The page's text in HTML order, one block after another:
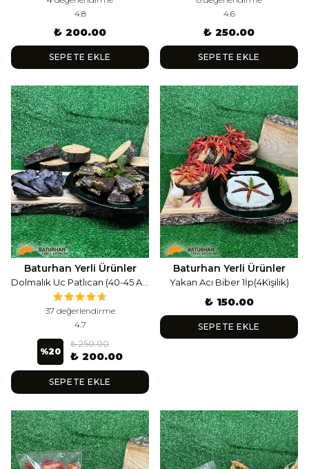
4.8
₺ 200.00
SEPETE EKLE
4.6
₺ 250.00
SEPETE EKLE
Baturhan Yerli Ürünler
37 değerlendirme
4.7
%20
₺ 250.00
₺ 200.00
SEPETE EKLE
Baturhan Yerli Ürünler
Yakan Acı Biber 1İp(4Kişilik)
₺ 150.00
SEPETE EKLE